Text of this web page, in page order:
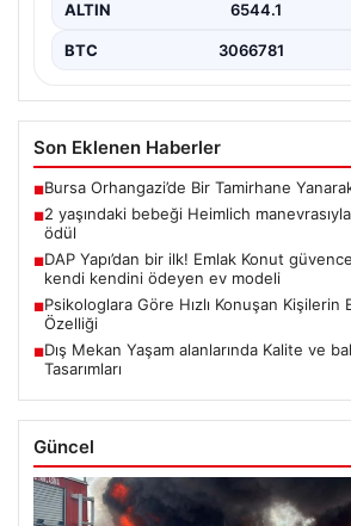
ALTIN 6544.1
BTC 3066781
Son Eklenen Haberler
■Bursa Orhangazi’de Bir Tamirhane
■2 yaşındaki bebeği Heimlich
ödül
■DAP Yapı’dan bir ilk! Emlak Konut
kendi kendini ödeyen ev modeli
■Psikologlara Göre Hızlı Konuşan Kişilerin
Özelliği
■Dış Mekan Yaşam alanlarında Kalite ve
Tasarımları
Güncel